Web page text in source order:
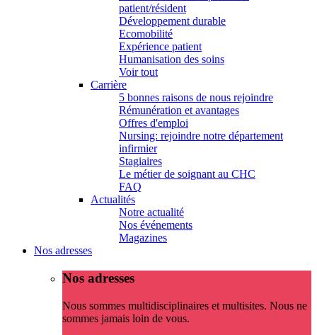
patient/résident
Développement durable
Ecomobilité
Expérience patient
Humanisation des soins
Voir tout
Carrière
5 bonnes raisons de nous rejoindre
Rémunération et avantages
Offres d'emploi
Nursing: rejoindre notre département
infirmier
Stagiaires
Le métier de soignant au CHC
FAQ
Actualités
Notre actualité
Nos événements
Magazines
Nos adresses
Nos adresses
Nous sommes multidisciplinaires et multisites. Nous ne
sommes jamais loin de vous.